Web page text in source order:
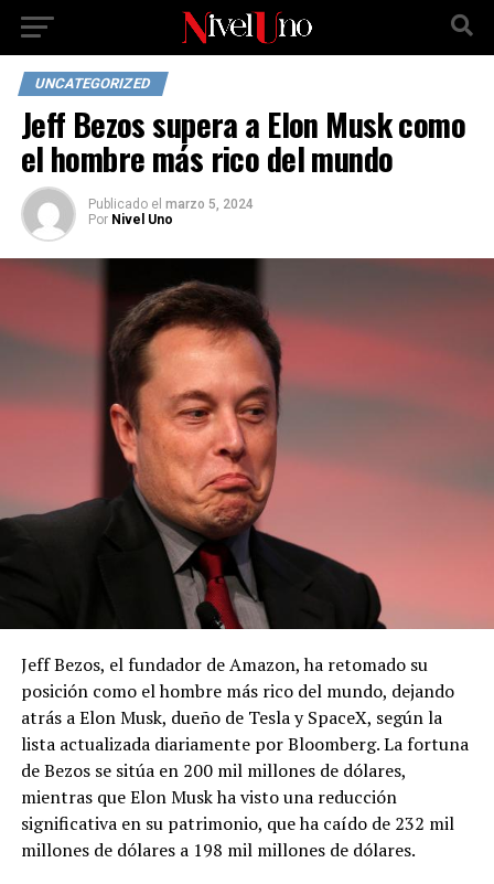
UNCATEGORIZED
Jeff Bezos supera a Elon Musk como
el hombre más rico del mundo
Publicado el marzo 5, 2024
Por Nivel Uno
Jeff Bezos, el fundador de Amazon, ha retomado su
posición como el hombre más rico del mundo, dejando
atrás a Elon Musk, dueño de Tesla y SpaceX, según la
lista actualizada diariamente por Bloomberg. La fortuna
de Bezos se sitúa en 200 mil millones de dólares,
mientras que Elon Musk ha visto una reducción
significativa en su patrimonio, que ha caído de 232 mil
millones de dólares a 198 mil millones de dólares.